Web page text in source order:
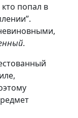
попал в
.